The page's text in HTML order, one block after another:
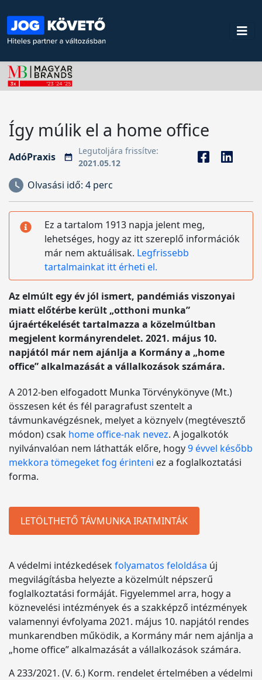
Így múlik el a home office
AdóPraxis
Legutoljára frissítve:
2021.05.12
Olvasási idő: 4 perc
Ez a tartalom 1913 napja jelent meg,
lehetséges, hogy az itt szereplő információk
már nem aktuálisak. Legfrissebb
tartalmainkat itt érheti el.
Az elmúlt egy év jól ismert, pandémiás viszonyai
miatt előtérbe került „otthoni munka”
újraértékelését tartalmazza a közelmúltban
megjelent kormányrendelet. 2021. május 10.
napjától már nem ajánlja a Kormány a „home
office” alkalmazását a vállalkozások számára.
A 2012-ben elfogadott Munka Törvénykönyve (Mt.)
összesen két és fél paragrafust szentelt a
távmunkavégzésnek, melyet a köznyelv (megtévesztő
módon) csak home office-nak nevez. A jogalkotók
nyilvánvalóan nem láthatták előre, hogy9 évvel később
mekkora tömegeket fog érinteni ez a foglalkoztatási
forma.
LETÖLTHETŐ TÁVMUNKA IRATMINTÁK
A védelmi intézkedésekfolyamatos feloldása új
megvilágításba helyezte a közelmúlt népszerű
foglalkoztatási formáját. Figyelemmel arra, hogy a
köznevelési intézmények és a szakképző intézmények
valamennyi évfolyama 2021. május 10. napjától rendes
munkarendben működik, a Kormány már nem ajánlja a
„home office” alkalmazását a vállalkozások számára.
A 233/2021. (V. 6.) Korm. rendelet értelmében a védelmi